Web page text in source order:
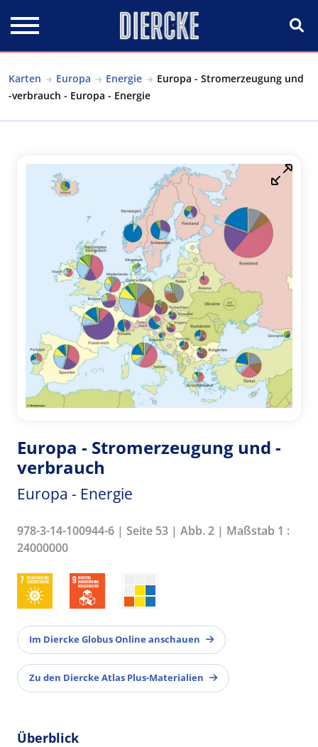
Karten Europa Energie
Europa - Stromerzeugung und
-verbrauch - Europa - Energie
Europa - Stromerzeugung und -
verbrauch
Europa - Energie
978-3-14-100944-6 | Seite 53 | Abb. 2 | Maßstab 1 :
24000000
Im Diercke Globus Online anschauen
Zu den Diercke Atlas Plus-Materialien
Überblick